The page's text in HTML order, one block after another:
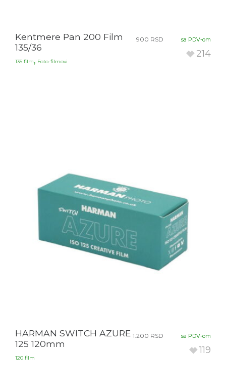
Kentmere Pan 200 Film
135/36
135 film, Foto-filmovi
900 RSD sa PDV-om
214
HARMAN SWITCH AZURE
125 120mm
120 film
1.200 RSD sa PDV-om
119